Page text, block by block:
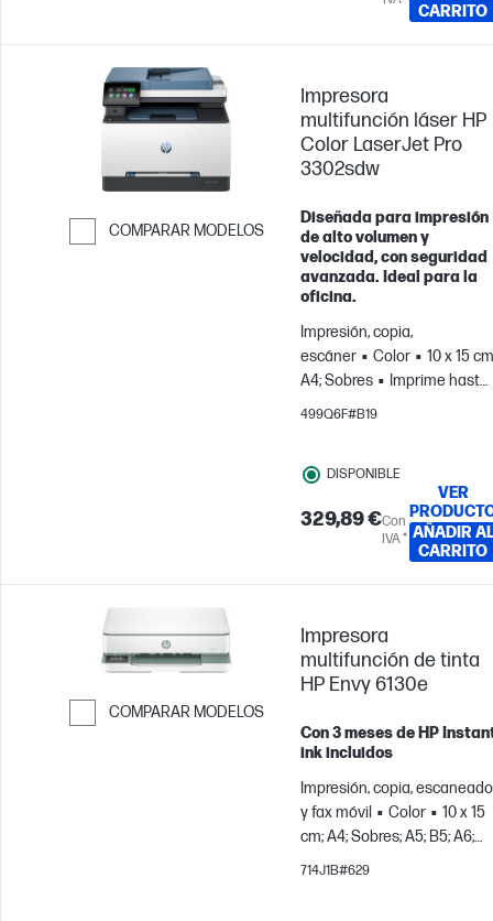
CARRITO
COMPARAR MODELOS
Impresora
multifunción láser HP
Color LaserJet Pro
3302sdw
Diseñada para impresión
de alto volumen y
velocidad, con seguridad
avanzada. Ideal para la
oficina.
Impresión, copia,
escáner
Color
10 x 15
A4; Sobres
Imprime hasta
2500 páginas/mes; Para
499Q6F#B19
DISPONIBLE
329,89 €Con
IVA *
VER
AÑADIR AL
CARRITO
COMPARAR MODELOS
Impresora
multifunción de tinta
HP Envy 6130e
Con 3 meses de HP
ink incluidos
Impresión, copia, escaneado
y fax móvil
Color
10 x 15
cm; A4; Sobres; A5; B5; A6;
DL; C6
Para equipos de
714J1B#629